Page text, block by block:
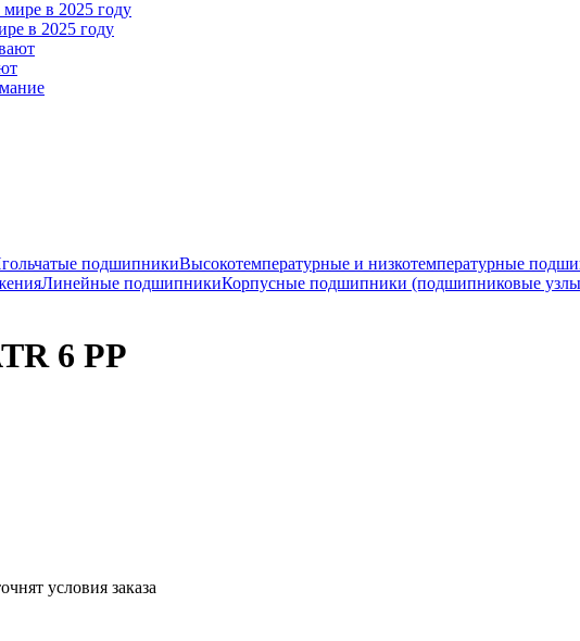
в 2025 году
подшипникиВысокотемпературные и низкотемпературные
Линейные подшипникиКорпусные подшипники (подшипниковые
6 PP
условия заказа